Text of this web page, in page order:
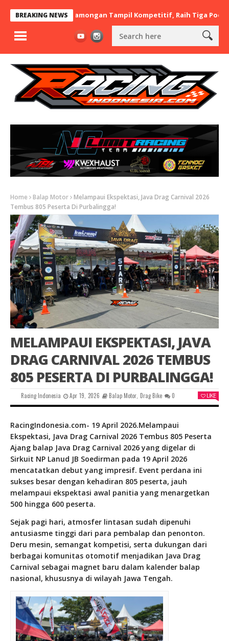
BREAKING NEWS
Asal Lamongan Tampil Kompetitif, Raih Tiga Podium di
Home Balap Motor Melampaui Ekspektasi, Java Drag Carnival 2026
Tembus 805 Peserta Di Purbalingga!
MELAMPAUI EKSPEKTASI, JAVA
DRAG CARNIVAL 2026 TEMBUS
805 PESERTA DI PURBALINGGA!
Racing Indonesia Apr 19, 2026 Balap Motor, Drag Bike 0 LIKE
RacingIndonesia.com- 19 April 2026.Melampaui
Ekspektasi, Java Drag Carnival 2026 Tembus 805 Peserta
Ajang balap Java Drag Carnival 2026 yang digelar di
Sirkuit NP Lanud JB Soedirman pada 19 April 2026
mencatatkan debut yang impresif. Event perdana ini
sukses besar dengan kehadiran 805 peserta, jauh
melampaui ekspektasi awal panitia yang menargetkan
500 hingga 600 peserta.
Sejak pagi hari, atmosfer lintasan sudah dipenuhi
antusiasme tinggi dari para pembalap dan penonton.
Deru mesin, semangat kompetisi, serta dukungan dari
berbagai komunitas otomotif menjadikan Java Drag
Carnival sebagai magnet baru dalam kalender balap
nasional, khususnya di wilayah Jawa Tengah.